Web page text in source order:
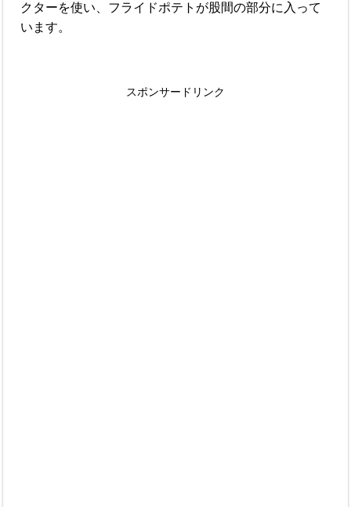
クターを使い、フライドポテトが股間の部分に入って
います。
スポンサードリンク